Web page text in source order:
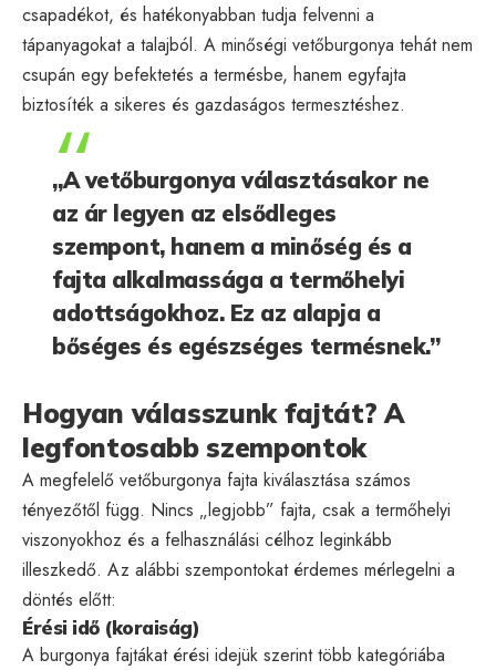
csapadékot, és hatékonyabban tudja felvenni a
tápanyagokat a talajból. A minőségi vetőburgonya tehát nem
csupán egy befektetés a termésbe, hanem egyfajta
biztosíték a sikeres és gazdaságos termesztéshez.
„A vetőburgonya választásakor ne
az ár legyen az elsődleges
szempont, hanem a minőség és a
fajta alkalmassága a termőhelyi
adottságokhoz. Ez az alapja a
bőséges és egészséges termésnek.”
Hogyan válasszunk fajtát? A
legfontosabb szempontok
A megfelelő vetőburgonya fajta kiválasztása számos
tényezőtől függ. Nincs „legjobb” fajta, csak a termőhelyi
viszonyokhoz és a felhasználási célhoz leginkább
illeszkedő. Az alábbi szempontokat érdemes mérlegelni a
döntés előtt:
Érési idő (koraiság)
A burgonya fajtákat érési idejük szerint több kategóriába